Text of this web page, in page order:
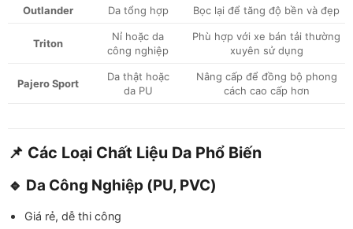
Outlander Da tổng hợp Bọc lại để tăng độ bền và đẹp
Triton
Nỉ hoặc da
công nghiệp
Phù hợp với xe bán tải thường
xuyên sử dụng
Pajero Sport
Da thật hoặc
da PU
Nâng cấp để đồng bộ phong
cách cao cấp hơn
📌 Các Loại Chất Liệu Da Phổ Biến
🔹 Da Công Nghiệp (PU, PVC)
Giá rẻ, dễ thi công